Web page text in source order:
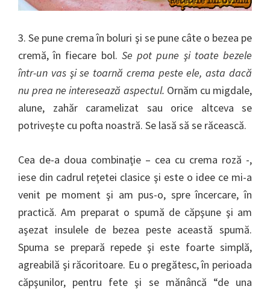
3. Se pune crema în boluri şi se pune câte o bezea pe
cremă, în fiecare bol. Se pot pune şi toate bezele
într-un vas şi se toarnă crema peste ele, asta dacă
nu prea ne interesează aspectul. Ornăm cu migdale,
alune, zahăr caramelizat sau orice altceva se
potriveşte cu pofta noastră. Se lasă să se răcească.
Cea de-a doua combinaţie – cea cu crema roză -,
iese din cadrul reţetei clasice şi este o idee ce mi-a
venit pe moment şi am pus-o, spre încercare, în
practică. Am preparat o spumă de căpşune şi am
aşezat insulele de bezea peste această spumă.
Spuma se prepară repede şi este foarte simplă,
agreabilă şi răcoritoare. Eu o pregătesc, în perioada
căpşunilor, pentru fete şi se mănâncă “de una